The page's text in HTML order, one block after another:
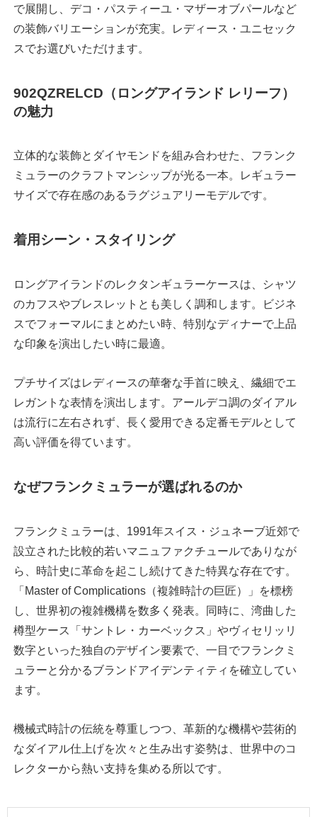
で展開し、デコ・パスティーユ・マザーオブパールなど
の装飾バリエーションが充実。レディース・ユニセック
スでお選びいただけます。
902QZRELCD（ロングアイランド レリーフ）
の魅力
立体的な装飾とダイヤモンドを組み合わせた、フランク
ミュラーのクラフトマンシップが光る一本。レギュラー
サイズで存在感のあるラグジュアリーモデルです。
着用シーン・スタイリング
ロングアイランドのレクタンギュラーケースは、シャツ
のカフスやブレスレットとも美しく調和します。ビジネ
スでフォーマルにまとめたい時、特別なディナーで上品
な印象を演出したい時に最適。
プチサイズはレディースの華奢な手首に映え、繊細でエ
レガントな表情を演出します。アールデコ調のダイアル
は流行に左右されず、長く愛用できる定番モデルとして
高い評価を得ています。
なぜフランクミュラーが選ばれるのか
フランクミュラーは、1991年スイス・ジュネーブ近郊で
設立された比較的若いマニュファクチュールでありなが
ら、時計史に革命を起こし続けてきた特異な存在です。
「Master of Complications（複雑時計の巨匠）」を標榜
し、世界初の複雑機構を数多く発表。同時に、湾曲した
樽型ケース「サントレ・カーベックス」やヴィセリッリ
数字といった独自のデザイン要素で、一目でフランクミ
ュラーと分かるブランドアイデンティティを確立してい
ます。
機械式時計の伝統を尊重しつつ、革新的な機構や芸術的
なダイアル仕上げを次々と生み出す姿勢は、世界中のコ
レクターから熱い支持を集める所以です。